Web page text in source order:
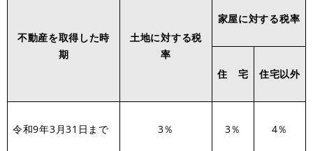
不動産を取得した時
期
土地に対する税
率
家屋に対する税率
住 宅 住宅以外
令和9年3月31日まで 3％ 3％ 4％